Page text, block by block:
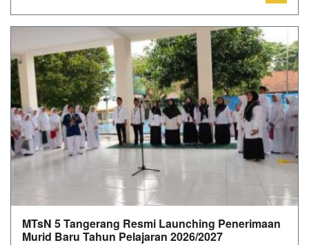
MTsN 5 Tangerang Resmi Launching Penerimaan
Murid Baru Tahun Pelajaran 2026/2027